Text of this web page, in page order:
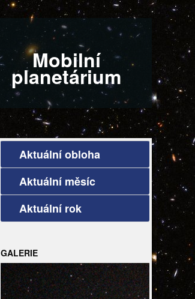
Mobilní
planetárium
Aktuální obloha
Aktuální měsíc
Aktuální rok
GALERIE